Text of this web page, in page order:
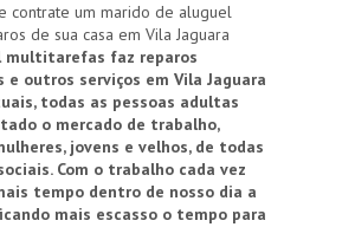
contrate um marido de aluguel
de sua casa em Vila Jaguara
multitarefas faz reparos
e outros serviços em Vila Jaguara
todas as pessoas adultas
o mercado de trabalho,
jovens e velhos, de todas
Com o trabalho cada vez
tempo dentro de nosso dia a
mais escasso o tempo para